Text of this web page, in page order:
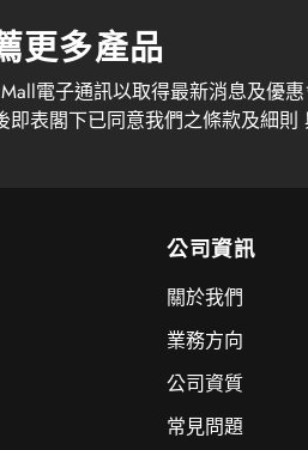
更多產品
電子通訊以取得最新消息及優
即表閣下已同意我們之條款及細則
公司資訊
關於我們
業務方向
公司資質
常見問題